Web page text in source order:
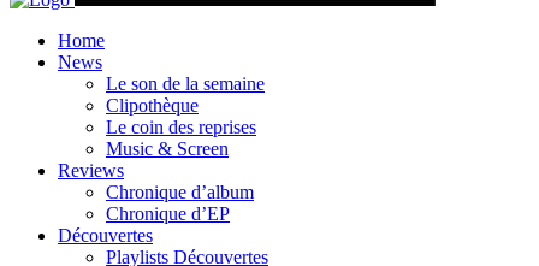
Home
News
Le son de la semaine
Clipothèque
Le coin des reprises
Music & Screen
Reviews
Chronique d’album
Chronique d’EP
Découvertes
Playlists Découvertes